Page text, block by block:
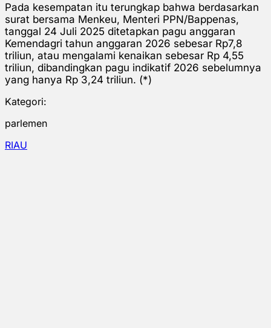
Pada kesempatan itu terungkap bahwa berdasarkan
surat bersama Menkeu, Menteri PPN/Bappenas,
tanggal 24 Juli 2025 ditetapkan pagu anggaran
Kemendagri tahun anggaran 2026 sebesar Rp7,8
triliun, atau mengalami kenaikan sebesar Rp 4,55
triliun, dibandingkan pagu indikatif 2026 sebelumnya
yang hanya Rp 3,24 triliun. (*)
Kategori:
parlemen
RIAU